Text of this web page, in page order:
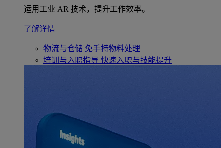
运用工业 AR 技术，提升工作效率。
了解详情
物流与仓储 免手持物料处理
培训与入职指导 快速入职与技能提升